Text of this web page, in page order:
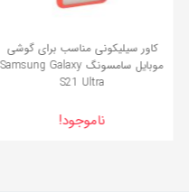
کاور سیلیکونی مناسب برای گوشی
موبایل سامسونگ Samsung Galaxy
S21 Ultra
ناموجود!